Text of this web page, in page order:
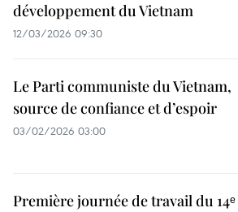
développement du Vietnam
12/03/2026 09:30
Le Parti communiste du Vietnam,
source de confiance et d’espoir
03/02/2026 03:00
Première journée de travail du 14ᵉ